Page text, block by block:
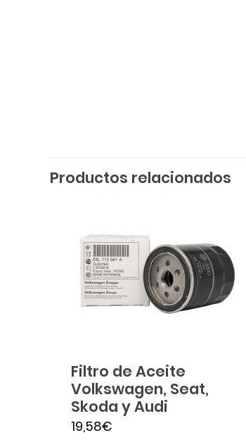
Productos relacionados
Filtro de Aceite
Volkswagen, Seat,
Skoda y Audi
19,58€